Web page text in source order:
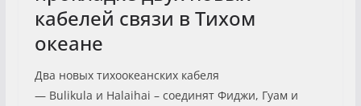
кабелей связи в Тихом
океане
Два новых тихоокеанских кабеля
— Bulikula и Halaihai – соединят Фиджи, Гуам и